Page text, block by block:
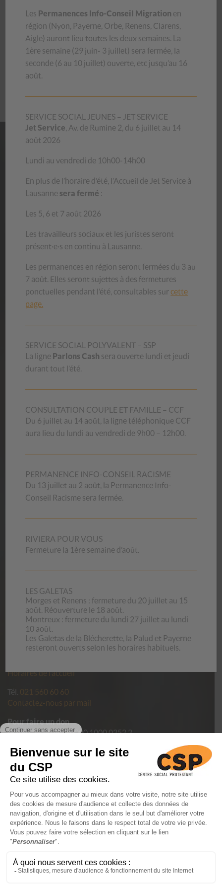
021 963 33 55
galetasriviera@csp-vd.ch
RAMASSAGE LES GALETASDUCSP VAUD
NOSMAGASINS
Habits, livres, bibelots, meubles, vaisselle… venez découvrir
les trésors que recèlent nos magasins d’occasion ! Le stock
se renouvelle chaque jour.
En achetant au CSP, vous contribuez à aider des personnes
luttant ainsi contre le gaspillage.
Découvrez nos magasins
l’expérience professionnelle de ses collaborateurs et de ses
collaboratrices. Ils s’adressent à toute personne qui a
besoin de renseignements sur les sujets proposés.
Nos aide-mémoires
OFFRESD’EMPLOI
Vous souhaitez mettre vos compétences professionnelles
et votre motivation au service de la mission exigeante qui
est la nôtre ? Nous offrons des conditions d’engagement et
(magasins d’occasion).
Nos offres d’emploi
CONTACT
CSP Vaud
Beau-Séjour 28
Horaires de l’accueil
Tél. 021 560 60 60
Contactez-nous par mail
Pour faire un don
IBANCH09 0900 0000 1000 0252 2
Politique de confidentialité des données du CSP Vaud
Mentions légales
Les Permanences Info-Conseil Migration en
région (Nyon, Payerne, Orbe, Renens, Clarens,
Aigle) auront lieu toutes les deux semaines. La
1ère semaine (29 juin- 3 juillet) sera fermée, la
seconde (6 au 10 juillet) ouverte, etc jusqu’au 16
août.
SERVICE SOCIAL JEUNES – JET SERVICE
Jet Service, Av. de Rumine 2, du 6 juillet au 14
août 2026
Lundi au vendredi de 10h00-14h00
En plus de l’horaire d’été, l’Accueil de Jet Service à
Lausanne sera fermé :
Les 5, 6 et 7 août 2026
Les travailleurs sociaux et les juristes seront
présent·e·s en continu à Lausanne.
Les permanences en région seront fermées du 3 au
7 août. Elles seront sujettes à des fermetures
ponctuelles pendant l’été, consultables surcette
page.
SERVICE SOCIAL POLYVALENT – SSP
La ligne Parlons Cash sera ouverte lundi et jeudi
durant tout l’été.
CONSULTATION COUPLE ET FAMILLE – CCF
Du 6 juillet au 14 août, la ligne téléphonique CCF
aura lieu du lundi au vendredi de 9h00 – 12h00.
PERMANENCE INFO-CONSEIL RACISME
Du 13 juillet au 2 août, la Permanence Info-
Conseil Racisme sera fermée.
RIVIERA POUR VOUS
Fermeture la 1ère semaine d’août.
LES GALETAS
Morges et Renens : fermeture du 20 juillet au 15
août. Réouverture le 18 août.
Montreux : fermeture du lundi 27 juillet au lundi
10 août.
Les Galetas de la Blécherette, la Palud et Payerne
resteront ouverts selon les horaires habituels.